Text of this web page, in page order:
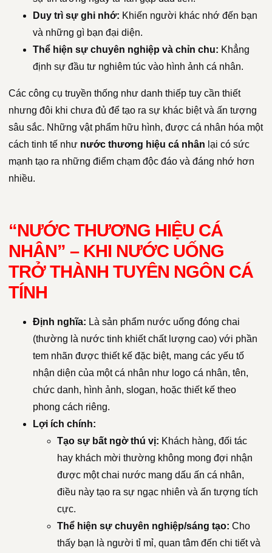
Duy trì sự ghi nhớ: Khiến người khác nhớ đến bạn
và những gì bạn đại diện.
Thể hiện sự chuyên nghiệp và chỉn chu: Khẳng
định sự đầu tư nghiêm túc vào hình ảnh cá nhân.
Các công cụ truyền thống như danh thiếp tuy cần thiết
nhưng đôi khi chưa đủ để tạo ra sự khác biệt và ấn tượng
sâu sắc. Những vật phẩm hữu hình, được cá nhân hóa một
cách tinh tế như nước thương hiệu cá nhân lại có sức
mạnh tạo ra những điểm chạm độc đáo và đáng nhớ hơn
nhiều.
“NƯỚC THƯƠNG HIỆU CÁ
NHÂN” – KHI NƯỚC UỐNG
TRỞ THÀNH TUYÊN NGÔN CÁ
TÍNH
Định nghĩa: Là sản phẩm nước uống đóng chai
(thường là nước tinh khiết chất lượng cao) với phần
tem nhãn được thiết kế đặc biệt, mang các yếu tố
nhận diện của một cá nhân như logo cá nhân, tên,
chức danh, hình ảnh, slogan, hoặc thiết kế theo
phong cách riêng.
Lợi ích chính:
Tạo sự bất ngờ thú vị: Khách hàng, đối tác
hay khách mời thường không mong đợi nhận
được một chai nước mang dấu ấn cá nhân,
điều này tạo ra sự ngạc nhiên và ấn tượng tích
cực.
Thể hiện sự chuyên nghiệp/sáng tạo: Cho
thấy bạn là người tỉ mỉ, quan tâm đến chi tiết và